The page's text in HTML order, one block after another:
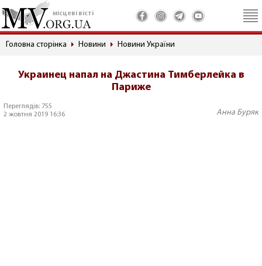
місцеві вісті
Головна сторінка Новини Новини України
Украинец напал на Джастина Тимберлейка в
Париже
Переглядів: 755
2 жовтня 2019 16:36
Анна Буряк